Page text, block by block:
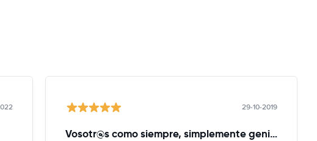
29-10-2019
Vosotr@s como siempre, simplemente geniales